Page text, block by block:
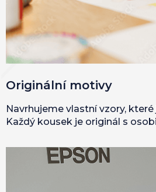
Originální motivy
Navrhujeme vlastní vzory,
Každý kousek je originál s